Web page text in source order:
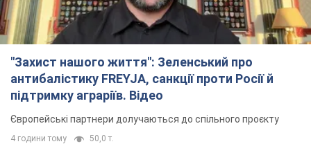
"Захист нашого життя": Зеленський про
антибалістику FREYJA, санкції проти Росії й
підтримку аграріїв. Відео
Європейські партнери долучаються до спільного проєкту
4 години тому 50,0 т.